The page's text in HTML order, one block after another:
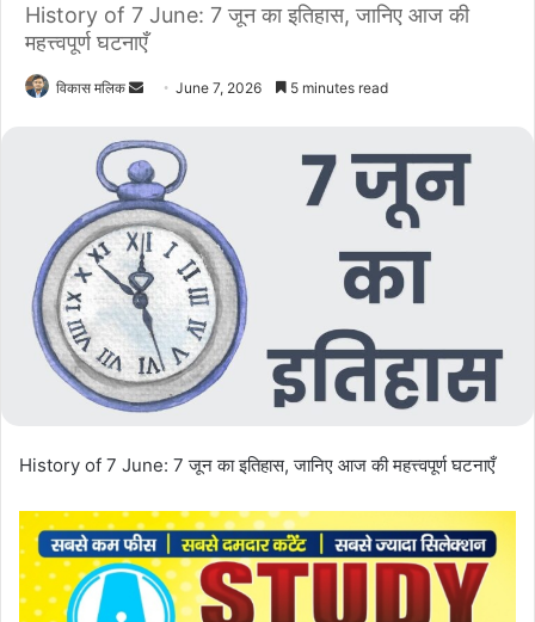
History of 7 June: 7 जून का इतिहास, जानिए आज की
महत्त्वपूर्ण घटनाएँ
विकास मलिक
n
d
a
n
e
m
a
l
June 7, 2026 5 minutes read
History of 7 June: 7 जून का इतिहास, जानिए आज की महत्त्वपूर्ण घटनाएँ